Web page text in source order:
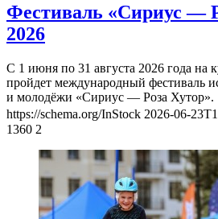
Фестиваль «Сириус —
2026
С 1 июня по 31 августа 2026 года на
пройдет международный фестиваль
и молодёжи «Сириус — Роза Хутор».
https://schema.org/InStock 2026-06-
1360 2